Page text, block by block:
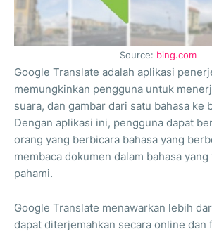
Source: bing.com
Google Translate adalah aplikasi
memungkinkan pengguna untuk
suara, dan gambar dari satu bahasa ke
Dengan aplikasi ini, pengguna dapat
orang yang berbicara bahasa yang
membaca dokumen dalam bahasa
pahami.
Google Translate menawarkan lebih
dapat diterjemahkan secara online dan